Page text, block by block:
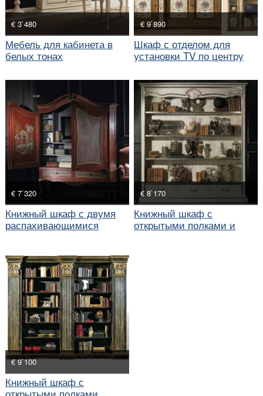
€ 3`480
Мебель для кабинета в
белых тонах
€ 9`890
Шкаф с отделом для
установки TV по центру
€ 7`320
Книжный шкаф с двумя
распахивающимися
€ 8`170
Книжный шкаф с
открытыми полками и
€ 9`100
Книжный шкаф с